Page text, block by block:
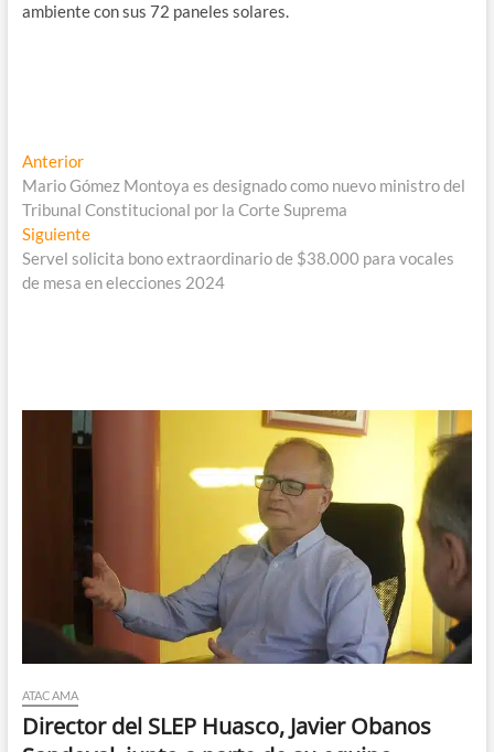
ambiente con sus 72 paneles solares.
Navegación
de
entradas
AnteriorEntrada
anterior:
Mario Gómez Montoya es designado como nuevo ministro del
Tribunal Constitucional por la Corte Suprema
SiguienteEntrada
siguiente:
Servel solicita bono extraordinario de $38.000 para vocales
de mesa en elecciones 2024
ATACAMA
Director del SLEP Huasco, Javier Obanos